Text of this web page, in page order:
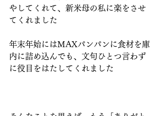
やしてくれて、新米母の私に楽をさせ
てくれました
年末年始にはMAXパンパンに食材を庫
内に詰め込んでも、文句ひとつ言わず
に役目をはたしてくれました